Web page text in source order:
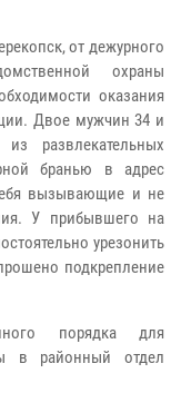
от дежурного
охраны
оказания
Двое мужчин 34 и
развлекательных
бранью в адрес
вызывающие и не
У прибывшего на
урезонить
подкрепление
порядка для
в районный отдел